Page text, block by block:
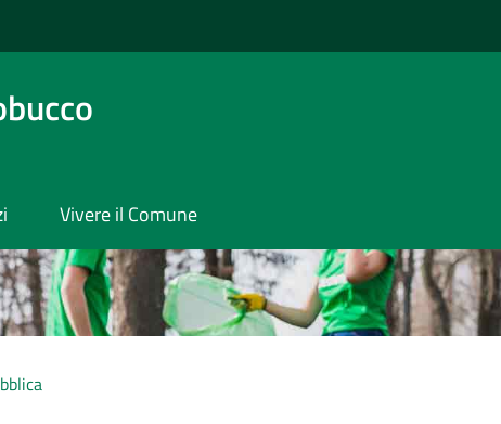
Vivere il Comune